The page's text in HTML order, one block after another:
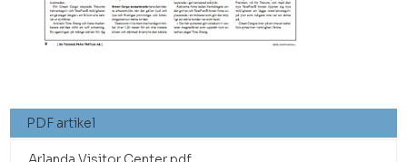
PDF artikel